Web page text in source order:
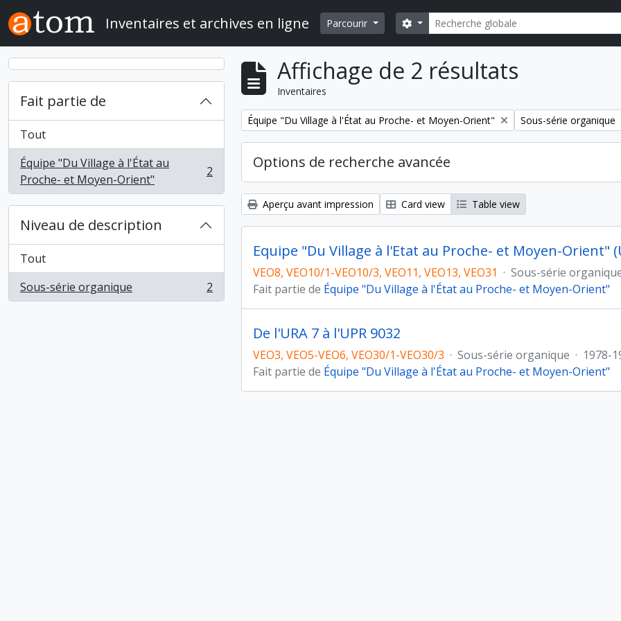
Skip to main content
Inventaires et archives en ligne Parcourir Rechercher
Search options
Fait partie de
Tout
Équipe "Du Village à l'État au
Proche- et Moyen-Orient"
, 2 résultats 2
Niveau de description
Tout
Sous-série organique
, 2 résultats 2
Affichage de 2 résultats
Inventaires
Remove filter:
Équipe "Du Village à l'État au Proche- et Moyen-Orient" Remove filter:
Sous-série organique
Options de recherche avancée
Aperçu avant impression Card view Table view
Equipe "Du Village à l'Etat au Proche- et Moyen-Orient"
VEO8, VEO10/1-VEO10/3, VEO11, VEO13, VEO31 · Sous-série
Fait partie de Équipe "Du Village à l'État au Proche- et Moyen-Orient"
De l'URA 7 à l'UPR 9032
VEO3, VEO5-VEO6, VEO30/1-VEO30/3 · Sous-série organique · 1978-
Fait partie de Équipe "Du Village à l'État au Proche- et Moyen-Orient"